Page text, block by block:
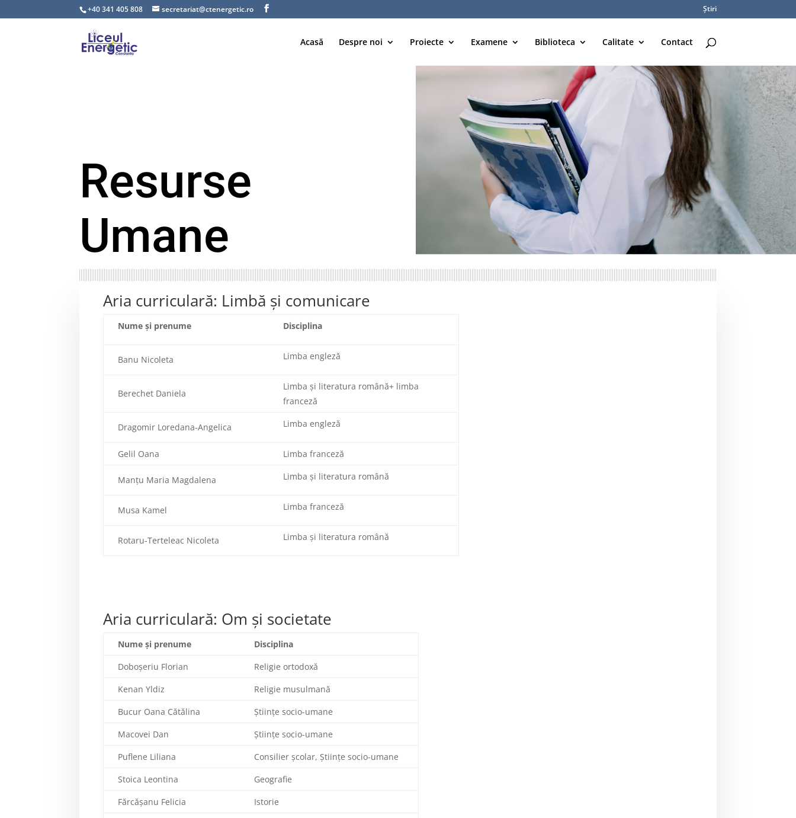
+40 341 405 808 secretariat@ctenergetic.ro Știri
Acasă Despre noi Proiecte Examene Biblioteca Calitate Contact
Resurse
Umane
Aria curriculară: Limbă şi comunicare
Nume şi prenume Disciplina
Banu Nicoleta Limba engleză
Berechet Daniela
Limba și literatura română+ limba
franceză
Dragomir Loredana-Angelica Limba engleză
Gelil Oana Limba franceză
Manțu Maria Magdalena Limba și literatura română
Musa Kamel Limba franceză
Rotaru-Terteleac Nicoleta Limba și literatura română
Aria curriculară: Om şi societate
Nume şi prenume
Disciplina
Doboșeriu Florian
Religie ortodoxă
Kenan Yldiz
Religie musulmană
Bucur Oana Cătălina
Ştiințe socio-umane
Macovei Dan
Ştiințe socio-umane
Puflene Liliana
Consilier școlar, Ştiințe socio-umane
Stoica Leontina
Geografie
Fărcășanu Felicia
Istorie